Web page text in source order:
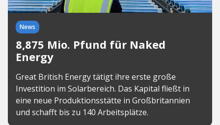
News
8,875 Mio. Pfund für Naked
Energy
Great British Energy tätigt ihre erste große
Investition im Solarbereich. Das Kapital fließt in
eine neue Produktionsstätte in Großbritannien
und schafft bis zu 140 Arbeitsplätze.